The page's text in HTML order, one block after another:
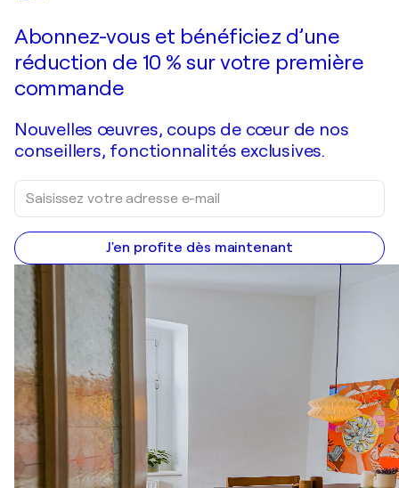
Je passe commande
Abonnez-vous et bénéficiez d’une
réduction de 10 % sur votre première
commande
Nouvelles œuvres, coups de cœur de nos
conseillers, fonctionnalités exclusives.
J'en profite dès maintenant